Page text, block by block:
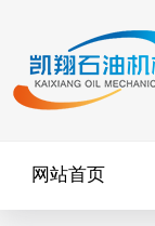
网站首页